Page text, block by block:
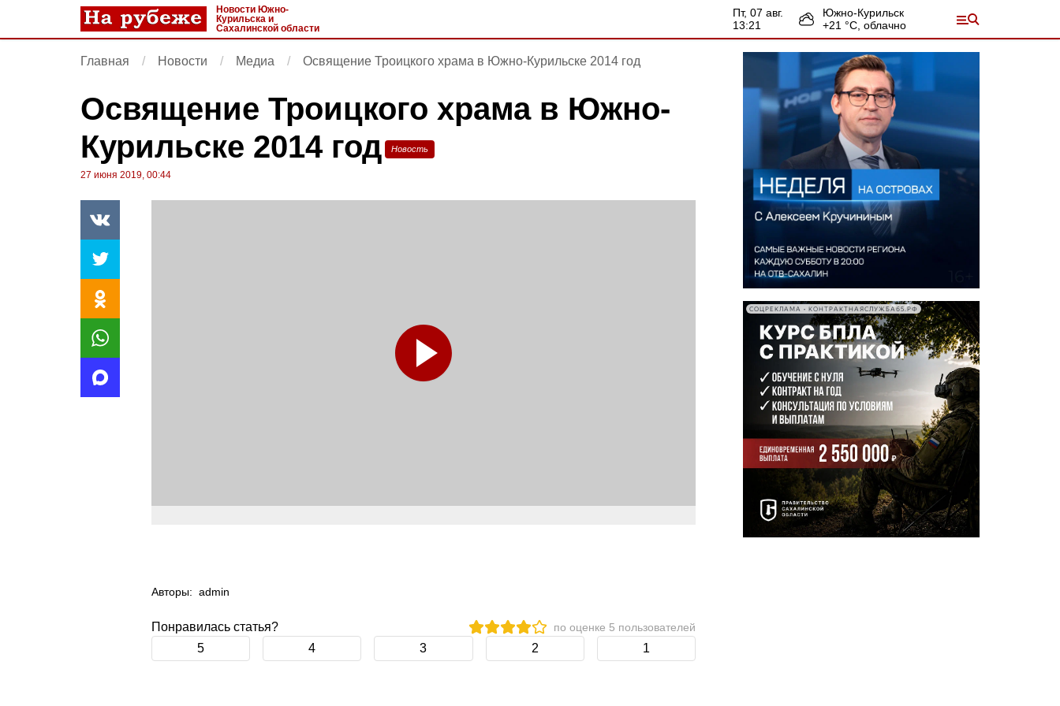
Новости Южно-
Курильска и
Сахалинской области
пт, 07 авг.
13:21
Южно-Курильск
+21 °С, облачно
Главная Новости Медиа Освящение Троицкого храма в Южно-Курильске 2014 год
Освящение Троицкого храма в Южно-
Курильске 2014 год
Новость
27 июня 2019, 00:44
Авторы: admin
Понравилась статья? по оценке 5 пользователей
5 4 3 2 1
СОЦРЕКЛАМА • КОНТРАКТНАЯСЛУЖБА65.РФ